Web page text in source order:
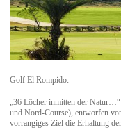
Golf El Rompido:
„36 Löcher inmitten der
und Nord-Course), entworfen
vorrangiges Ziel die Erhaltung